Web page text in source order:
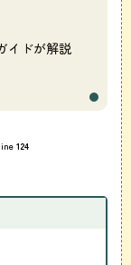
イドが解説
124